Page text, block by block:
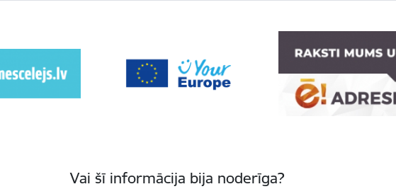
Vai šī informācija bija noderīga?